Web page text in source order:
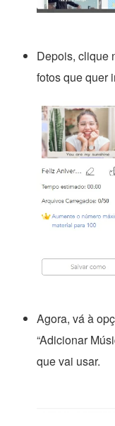
Depois, clique
fotos que quer
Agora, vá à
“Adicionar
que vai usar.